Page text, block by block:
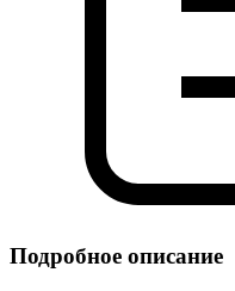
Подробное описание